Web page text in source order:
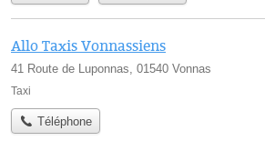
Allo Taxis Vonnassiens
41 Route de Luponnas, 01540 Vonnas
Taxi
Téléphone